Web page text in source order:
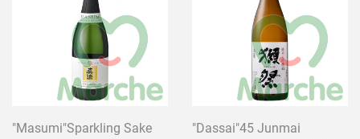
"Masumi"Sparkling Sake
"Dassai"45 Junmai